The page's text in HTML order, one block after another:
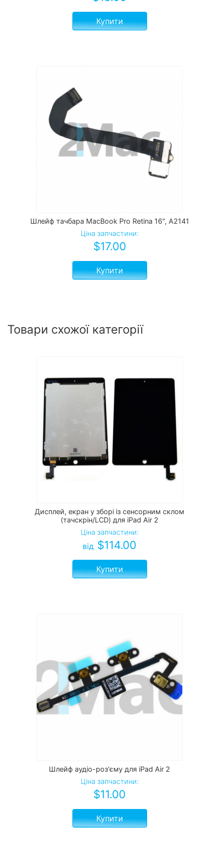
Купити
Шлейф тачбара MacBook Pro Retina 16", A2141
Ціна запчастини:
$17.00
Купити
Товари схожої категорії
Дисплей, екран у зборі із сенсорним склом
(тачскрін/LCD) для iPad Air 2
Ціна запчастини:
від $114.00
Купити
Шлейф аудіо-роз'єму для iPad Air 2
Ціна запчастини:
$11.00
Купити